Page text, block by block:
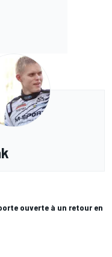
ouverte à un retour en